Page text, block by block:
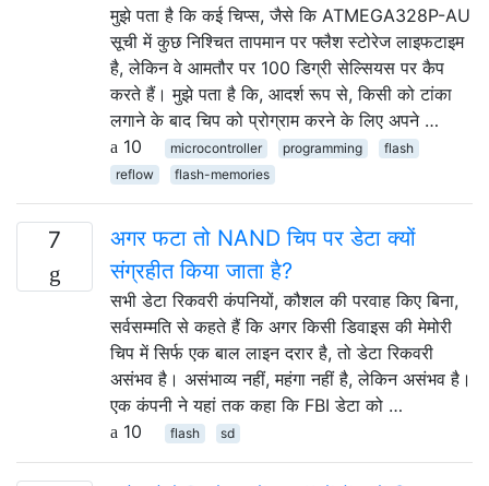
मुझे पता है कि कई चिप्स, जैसे कि ATMEGA328P-AU
सूची में कुछ निश्चित तापमान पर फ्लैश स्टोरेज लाइफटाइम
है, लेकिन वे आमतौर पर 100 डिग्री सेल्सियस पर कैप
करते हैं। मुझे पता है कि, आदर्श रूप से, किसी को टांका
लगाने के बाद चिप को प्रोग्राम करने के लिए अपने …
10
microcontroller programming
flash
reflow
flash-memories
7
अगर फटा तो NAND चिप पर डेटा क्यों
संग्रहीत किया जाता है?
सभी डेटा रिकवरी कंपनियों, कौशल की परवाह किए बिना,
सर्वसम्मति से कहते हैं कि अगर किसी डिवाइस की मेमोरी
चिप में सिर्फ एक बाल लाइन दरार है, तो डेटा रिकवरी
असंभव है। असंभाव्य नहीं, महंगा नहीं है, लेकिन असंभव है।
एक कंपनी ने यहां तक ​​कहा कि FBI डेटा को …
10
flash sd